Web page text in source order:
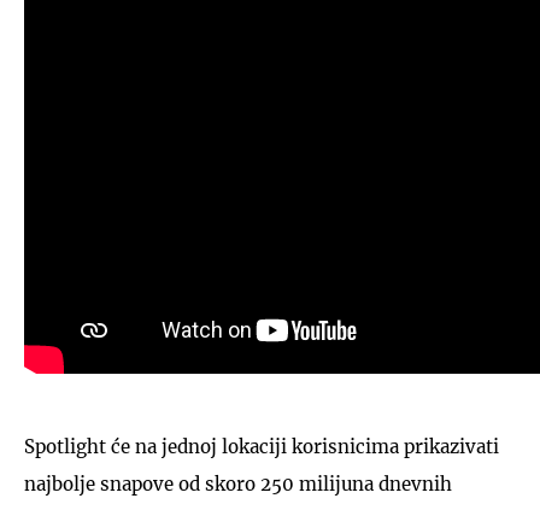
Spotlight će na jednoj lokaciji korisnicima prikazivati
najbolje snapove od skoro 250 milijuna dnevnih